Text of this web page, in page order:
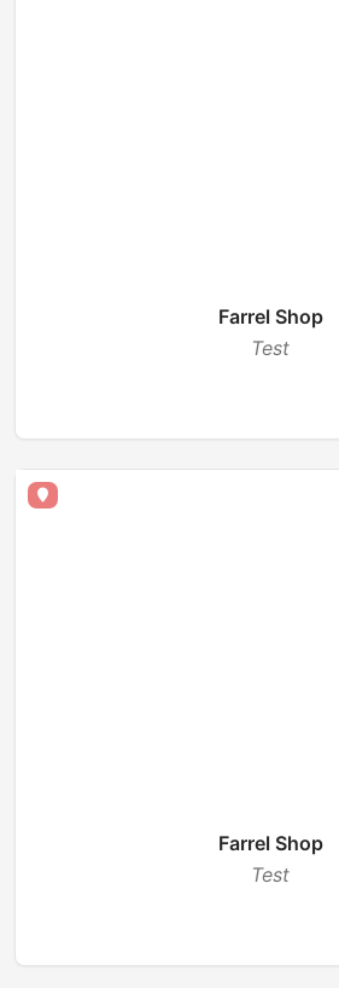
Farrel Shop
Test
Farrel Shop
Test